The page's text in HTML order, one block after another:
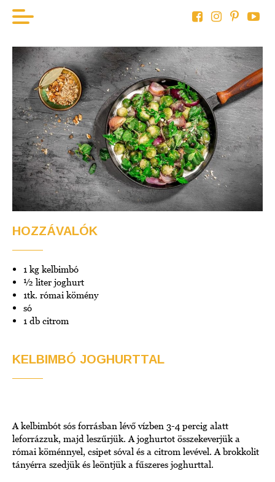
KEZDÖLAP
HAL
BOR
HÚS
ZÖLDSÉG
AKTUÁLIS
HOZZÁVALÓK
1 kg kelbimbó
½ liter joghurt
1tk. római kömény
só
1 db citrom
KELBIMBÓ JOGHURTTAL
A kelbimbót sós forrásban lévő vízben 3-4 percig alatt
leforrázzuk, majd leszűrjük. A joghurtot összekeverjük a
római köménnyel, csipet sóval és a citrom levével. A brokkolit
tányérra szedjük és leöntjük a fűszeres joghurttal.